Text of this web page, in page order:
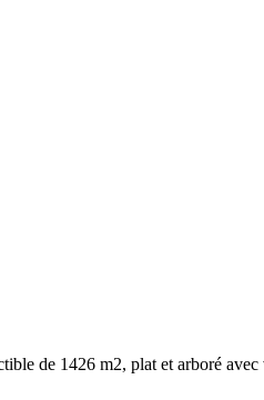
de 1426 m2, plat et arboré